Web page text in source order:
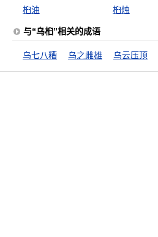
桕油
桕烛
与“乌桕”相关的成语
乌七八糟 乌之雌雄 乌云压顶